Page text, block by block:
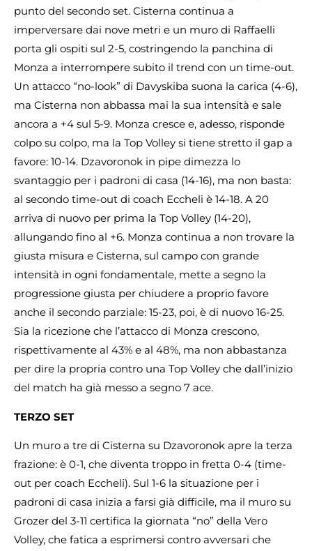
punto del secondo set. Cisterna continua a
imperversare dai nove metri e un muro di Raffaelli
porta gli ospiti sul 2-5, costringendo la panchina di
Monza a interrompere subito il trend con un time-out.
Un attacco “no-look” di Davyskiba suona la carica (4-6),
ma Cisterna non abbassa mai la sua intensità e sale
ancora a +4 sul 5-9. Monza cresce e, adesso, risponde
colpo su colpo, ma la Top Volley si tiene stretto il gap a
favore: 10-14. Dzavoronok in pipe dimezza lo
svantaggio per i padroni di casa (14-16), ma non basta:
al secondo time-out di coach Eccheli è 14-18. A 20
arriva di nuovo per prima la Top Volley (14-20),
allungando fino al +6. Monza continua a non trovare la
giusta misura e Cisterna, sul campo con grande
intensità in ogni fondamentale, mette a segno la
progressione giusta per chiudere a proprio favore
anche il secondo parziale: 15-23, poi, è di nuovo 16-25.
Sia la ricezione che l’attacco di Monza crescono,
rispettivamente al 43% e al 48%, ma non abbastanza
per dire la propria contro una Top Volley che dall’inizio
del match ha già messo a segno 7 ace.
TERZO SET
Un muro a tre di Cisterna su Dzavoronok apre la terza
frazione: è 0-1, che diventa troppo in fretta 0-4 (time-
out per coach Eccheli). Sul 1-6 la situazione per i
padroni di casa inizia a farsi già difficile, ma il muro su
Grozer del 3-11 certifica la giornata “no” della Vero
Volley, che fatica a esprimersi contro avversari che